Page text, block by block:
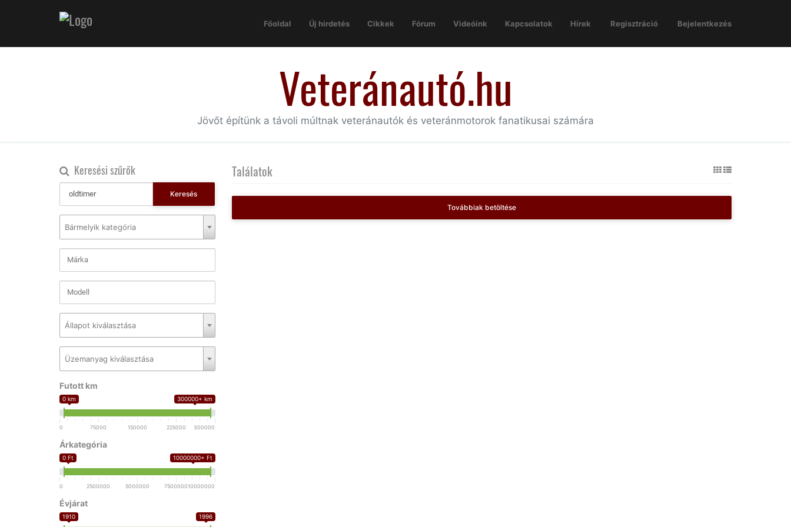
Főoldal Új hirdetés Cikkek Fórum Videóink Kapcsolatok Hírek Regisztráció Bejelentkezés
Veteránautó.hu
Jövőt építünk a távoli múltnak veteránautók és veteránmotorok fanatikusai számára
Keresési szűrők
Keresés
Bármelyik kategória
Állapot kiválasztása
Üzemanyag kiválasztása
Futott km
0 km 300000+ km
0 75000 150000 225000 300000
Árkategória
0 Ft 10000000+ Ft
0 2500000 5000000 750000010000000
Évjárat
1910 1996
Találatok
Továbbiak betöltése